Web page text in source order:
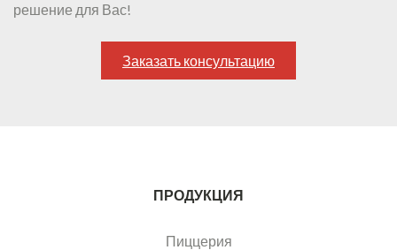
решение для Вас!
Заказать консультацию
ПРОДУКЦИЯ
Пиццерия